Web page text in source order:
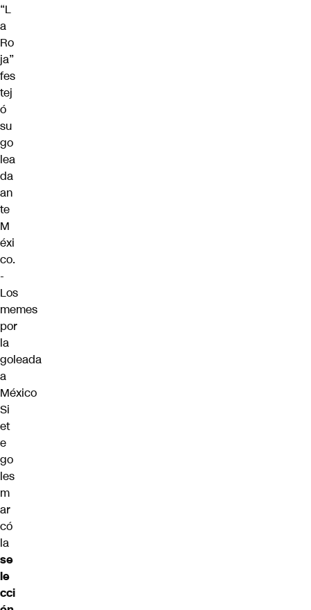
“L
a
Ro
ja”
fes
tej
ó
su
go
lea
da
an
te
M
éxi
co.
-
Los
memes
por
la
goleada
a
México
Si
et
e
go
les
m
ar
có
la
se
le
cci